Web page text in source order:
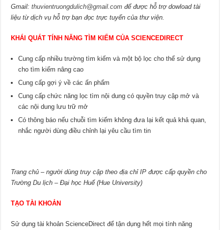
Gmail:thuvientruongdulich@gmail.com để được hỗ trợ dowload tài
liệu từ dịch vụ hỗ trợ bạn đọc trực tuyến của thư viện.
KHÁI QUÁT TÍNH NĂNG TÌM KIẾM CỦA SCIENCEDIRECT
Cung cấp nhiều trường tìm kiếm và một bộ lọc cho thể sử dụng
cho tìm kiếm nâng cao
Cung cấp gợi ý về các ấn phẩm
Cung cấp chức năng lọc tìm nội dung có quyền truy cập mở và
các nội dung lưu trữ mở
Có thông báo nếu chuỗi tìm kiếm không đưa lại kết quả khả quan,
nhắc người dùng điều chỉnh lại yêu cầu tìm tin
Trang chủ – người dùng truy cập theo địa chỉ IP được cấp quyền cho
Trường Du lịch – Đại học Huế(Hue University)
TẠO TÀI KHOẢN
Sử dụng tài khoản ScienceDirect để tận dụng hết mọi tính năng